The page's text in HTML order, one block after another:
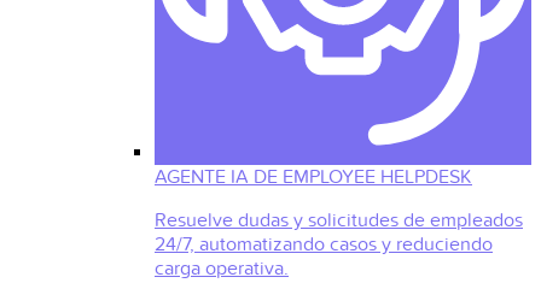
AGENTE IA DE EMPLOYEE HELPDESK
Resuelve dudas y solicitudes de empleados
24/7, automatizando casos y reduciendo
carga operativa.